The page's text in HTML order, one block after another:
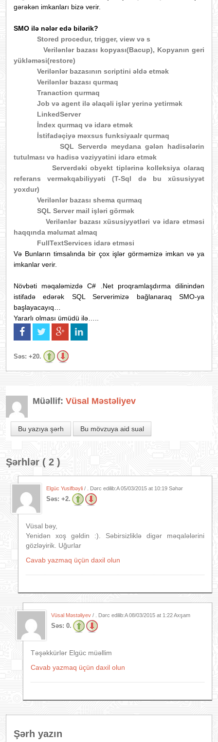
gərəkən imkanları bizə verir.
SMO ilə nələr edə bilərik?
Stored procedur, trigger, view və s
Verilənlər bazası kopyası(Bacup), Kopyanın geri
yükləməsi(restore)
Verilənlər bazasının scriptini əldə etmək
Verilənlər bazası qurmaq
Tranaction qurmaq
Job və agent ilə əlaqəli işlər yerinə yetirmək
LinkedServer
İndex qurmaq və idarə etmək
İstifadəçiyə məxsus funksiyaalr qurmaq
SQL Serverdə meydana gələn hadisələrin
tutulması və hadisə vəziyyətini idarə etmək
Serverdəki obyekt tiplərinə kolleksiya olaraq
referans verməkqabiliyyəti (T-Sql də bu xüsusiyyət
yoxdur)
Verilənlər bazası shema qurmaq
SQL Server mail işləri görmək
Verilənlər bazası xüsusiyyətləri və idarə etməsi
haqqında məlumat almaq
FullTextServices idarə etməsi
Və Bunların timsalında bir çox işlər görməmizə imkan və ya
imkanlar verir.
Növbəti məqaləmizdə C# .Net proqramlaşdırma dilinindən
istifadə edərək SQL Serverimizə bağlanaraq SMO-ya
başlayacayıq…
Yararlı olması ümüdü ilə…..
Səs: +20.
Müəllif: Vüsal Məstəliyev
Bu yazıya şərh Bu mövzuya aid sual
Şərhlər ( 2 )
Elgüc Yusifbəyli / . Dərc edilib:A05/03/2015 at 10:19 Səhər
Səs: +2.
Vüsal bəy,
Yenidən xoş gəldin :). Səbirsizliklə digər məqalələrini
gözləyirik. Uğurlar
Cavab yazmaq üçün daxil olun
Vüsal Məstəliyev / . Dərc edilib:A08/03/2015 at 1:22 Axşam
Səs: 0.
Təşəkkürlər Elgüc müəllim
Cavab yazmaq üçün daxil olun
Şərh yazın